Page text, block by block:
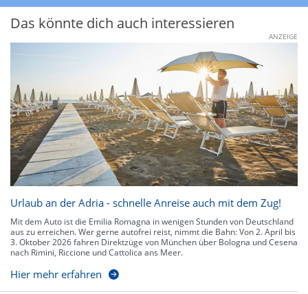
Das könnte dich auch interessieren
ANZEIGE
Urlaub an der Adria - schnelle Anreise auch mit dem Zug!
Mit dem Auto ist die Emilia Romagna in wenigen Stunden von Deutschland
aus zu erreichen. Wer gerne autofrei reist, nimmt die Bahn: Von 2. April bis
3. Oktober 2026 fahren Direktzüge von München über Bologna und Cesena
nach Rimini, Riccione und Cattolica ans Meer.
Hier mehr erfahren